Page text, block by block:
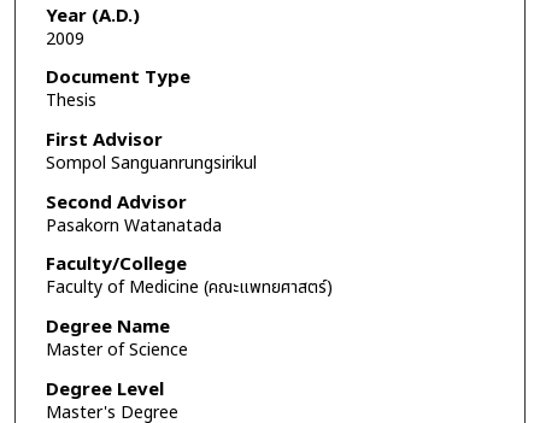
Year (A.D.)
2009
Document Type
Thesis
First Advisor
Sompol Sanguanrungsirikul
Second Advisor
Pasakorn Watanatada
Faculty/College
Faculty of Medicine (คณะแพทยศาสตร์)
Degree Name
Master of Science
Degree Level
Master's Degree